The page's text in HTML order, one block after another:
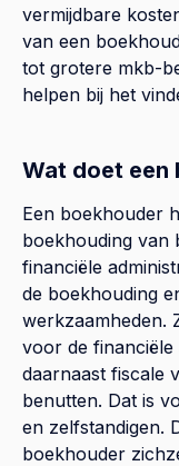
vermijdbare
van een
tot grotere mkb-
helpen bij het
Wat doet een
Een boekhouder
boekhouding van
financiële
de boekhouding
werkzaamheden.
voor de
daarnaast fiscale
benutten. Dat is
en zelfstandigen.
boekhouder